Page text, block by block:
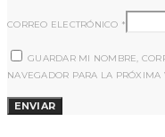
CORREO ELECTRÓNICO *
GUARDAR MI NOMBRE,
NAVEGADOR PARA LA